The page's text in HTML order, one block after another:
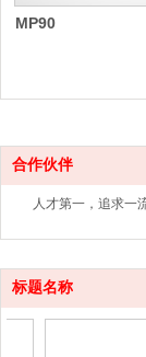
MP90
合作伙伴
人才第一，追求一
标题名称